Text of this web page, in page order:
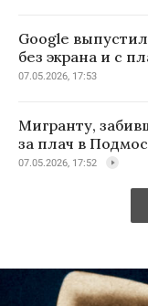
Google
без экрана и с
07.05.2026, 17:53
Мигранту,
за плач в
07.05.2026, 17:52